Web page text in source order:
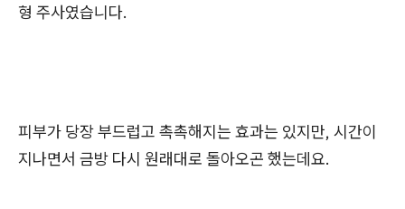
형 주사였습니다.
피부가 당장 부드럽고 촉촉해지는 효과는 있지만, 시간이
지나면서 금방 다시 원래대로 돌아오곤 했는데요.